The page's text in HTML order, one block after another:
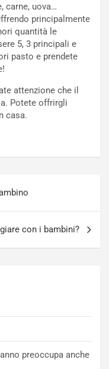
carne, uova…
principalmente
quantità le
5, 3 principali e
pasto e prendete
attenzione che il
Potete offrirgli
casa.
con i bambini?
preoccupa anche